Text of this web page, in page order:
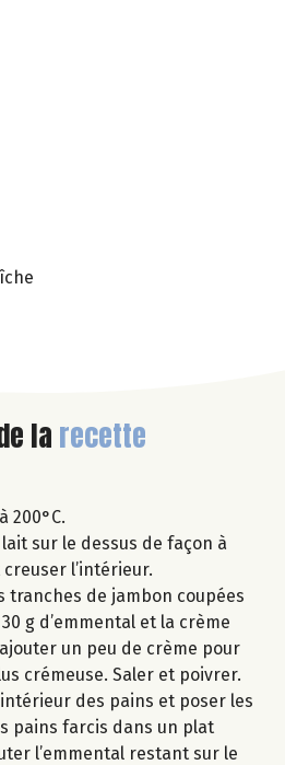
larecette
200°C.
sur le dessus de façon à
l’intérieur.
tranches de jambon coupées
g d’emmental et la crème
un peu de crème pour
crémeuse. Saler et poivrer.
des pains et poser les
pains farcis dans un plat
l’emmental restant sur le